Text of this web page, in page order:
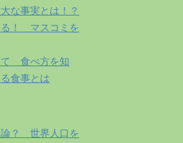
な事実とは！？
る！ マスコミを
て 食べ方を知
食事とは
論？ 世界人口を